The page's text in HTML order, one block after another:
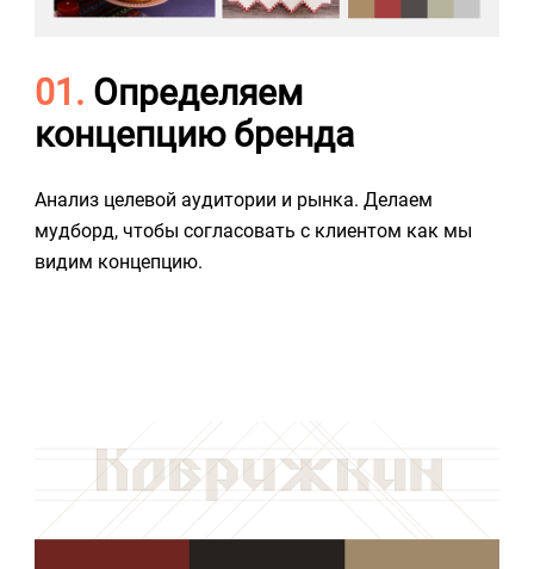
01. Определяем
концепцию бренда
Анализ целевой аудитории и рынка. Делаем
мудборд, чтобы согласовать с клиентом как мы
видим концепцию.